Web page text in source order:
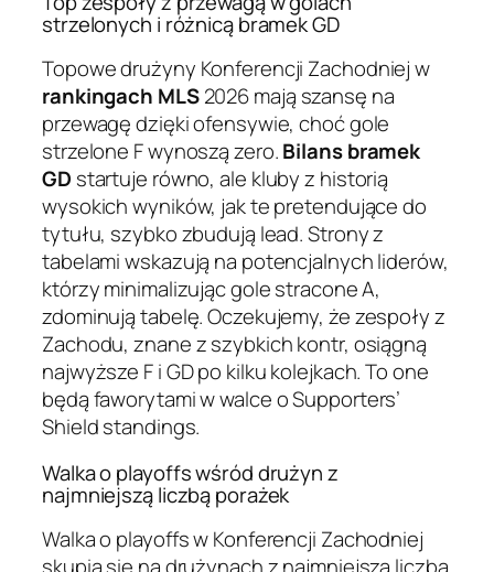
strzelonych i różnicą bramek GD
Topowe drużyny Konferencji Zachodniej w
rankingach MLS2026 mają szansę na
przewagę dzięki ofensywie, choć gole
strzelone F wynoszą zero.Bilans bramek
GD startuje równo, ale kluby z historią
wysokich wyników, jak te pretendujące do
tytułu, szybko zbudują lead. Strony z
tabelami wskazują na potencjalnych liderów,
którzy minimalizując gole stracone A,
zdominują tabelę. Oczekujemy, że zespoły z
Zachodu, znane z szybkich kontr, osiągną
najwyższe F i GD po kilku kolejkach. To one
będą faworytami w walce o Supporters’
Shield standings.
Walka o playoffs wśród drużyn z
najmniejszą liczbą porażek
Walka o playoffs w Konferencji Zachodniej